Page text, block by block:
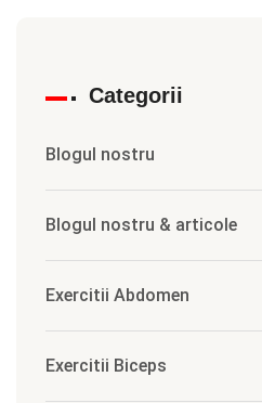
Categorii
Blogul nostru
Blogul nostru & articole
Exercitii Abdomen
Exercitii Biceps